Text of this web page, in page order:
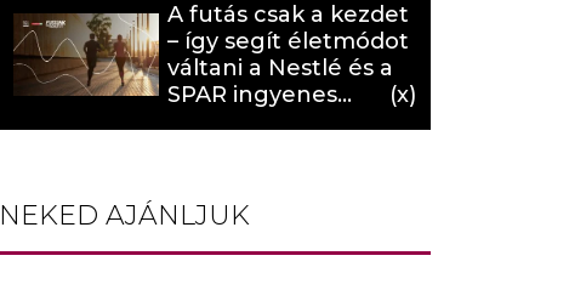
A futás csak a kezdet
– így segít életmódot
váltani a Nestlé és a
SPAR ingyenes
NEKED AJÁNLJUK